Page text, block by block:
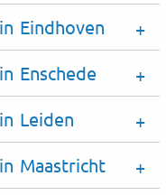
Eindhoven
Enschede
Leiden
Maastricht